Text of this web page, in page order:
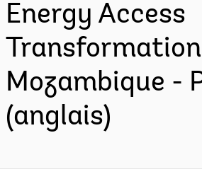
Energy Access
Mozambique -
(anglais)